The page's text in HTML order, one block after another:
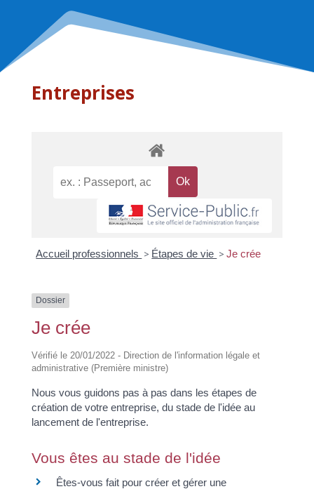
Entreprises
Accueil professionnels > Étapes de vie > Je crée
Dossier
Je crée
Vérifié le 20/01/2022 - Direction de l'information légale et
administrative (Première ministre)
Nous vous guidons pas à pas dans les étapes de
création de votre entreprise, du stade de l'idée au
lancement de l'entreprise.
Vous êtes au stade de l'idée
Êtes-vous fait pour créer et gérer une